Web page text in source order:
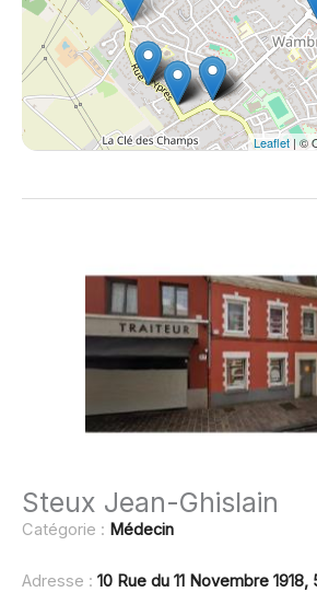
Leaflet| ©
Steux Jean-Ghislain
Catégorie : Médecin
Adresse : 10 Rue du 11 Novembre